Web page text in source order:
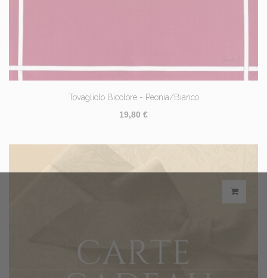
Tovagliolo Bicolore - Peonia/Bianco
19,80 €